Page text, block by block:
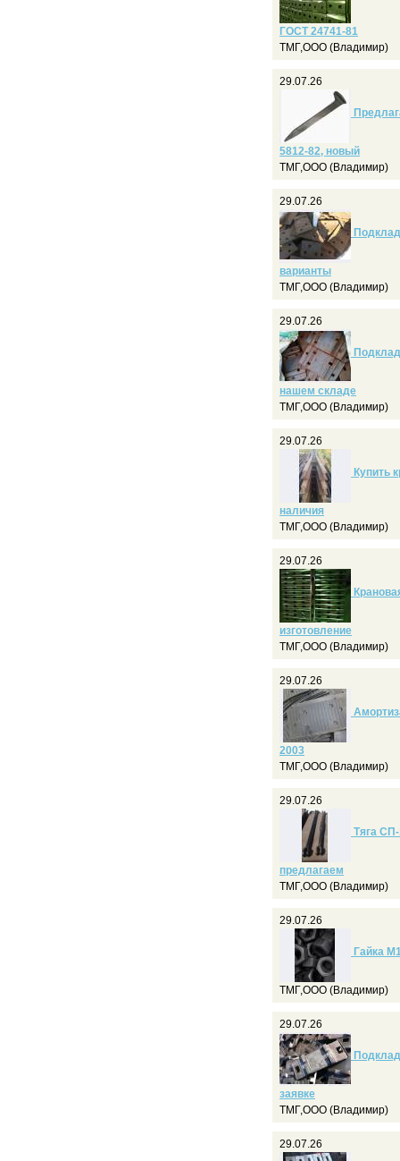
ГОСТ 24741-81
ТМГ,ООО (Владимир)
29.07.26
5812-82, новый
ТМГ,ООО (Владимир)
29.07.26
варианты
ТМГ,ООО (Владимир)
29.07.26
нашем складе
ТМГ,ООО (Владимир)
29.07.26
Купить
наличия
ТМГ,ООО (Владимир)
29.07.26
изготовление
ТМГ,ООО (Владимир)
29.07.26
2003
ТМГ,ООО (Владимир)
29.07.26
Тяга
предлагаем
ТМГ,ООО (Владимир)
29.07.26
Гайка
ТМГ,ООО (Владимир)
29.07.26
заявке
ТМГ,ООО (Владимир)
29.07.26